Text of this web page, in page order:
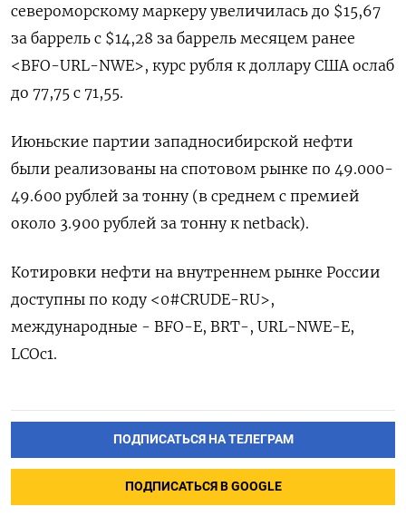
североморскому ​маркеру увеличилась до $15,67
за баррель ⁠с $14,28 за баррель месяцем ранее
<BFO-URL-NWE>, курс рубля к доллару США ослаб
до 77,75 с 71,55.
Июньские ‌партии западносибирской нефти
были реализованы на спотовом рынке по 49.000-
49.600 ‌рублей за тонну (в среднем с премией
около 3.900 рублей за тонну ​к netback).
Котировки нефти на внутреннем рынке России
доступны ‌по коду <0#CRUDE-RU>,
международные - BFO-E, BRT-, URL-NWE-E,
LCOc1.
ПОДПИСАТЬСЯ НА ТЕЛЕГРАМ
ПОДПИСАТЬСЯ В GOOGLE